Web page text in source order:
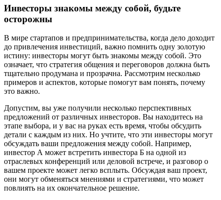
Инвесторы знакомы между собой, будьте
осторожны
В мире стартапов и предпринимательства, когда дело доходит
до привлечения инвестиций, важно помнить одну золотую
истину: инвесторы могут быть знакомы между собой. Это
означает, что стратегия общения и переговоров должна быть
тщательно продумана и прозрачна. Рассмотрим несколько
примеров и аспектов, которые помогут вам понять, почему
это важно.
Допустим, вы уже получили несколько перспективных
предложений от различных инвесторов. Вы находитесь на
этапе выбора, и у вас на руках есть время, чтобы обсудить
детали с каждым из них. Но учтите, что эти инвесторы могут
обсуждать ваши предложения между собой. Например,
инвестор А может встретить инвестора Б на одной из
отраслевых конференций или деловой встрече, и разговор о
вашем проекте может легко всплыть. Обсуждая ваш проект,
они могут обменяться мнениями и стратегиями, что может
повлиять на их окончательное решение.